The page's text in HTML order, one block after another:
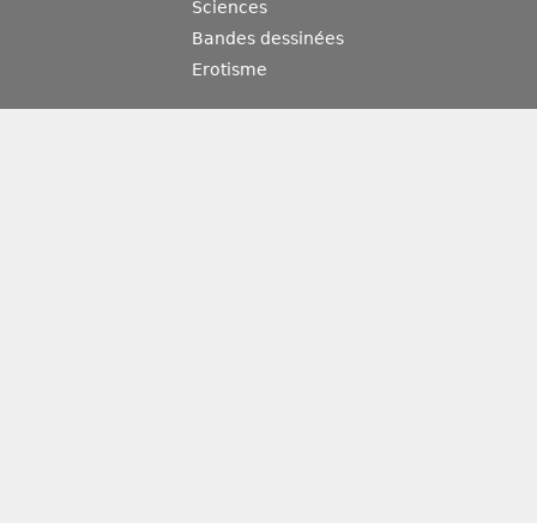
Sciences
Bandes dessinées
Erotisme